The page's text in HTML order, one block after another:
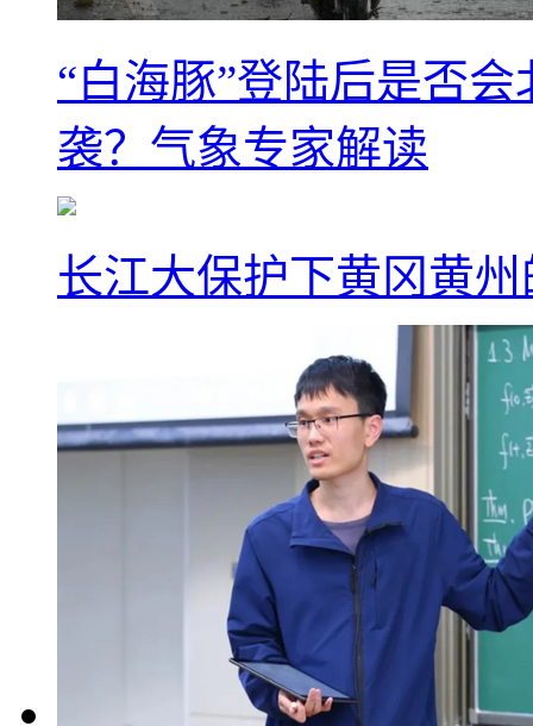
“白海豚”登陆后是否
袭？气象专家解读
长江大保护下黄冈黄